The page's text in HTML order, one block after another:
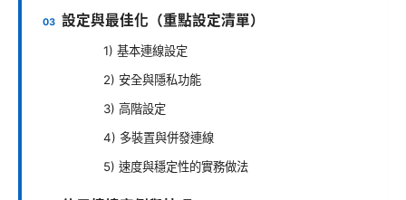
設定與最佳化（重點設定清單）
1) 基本連線設定
2) 安全與隱私功能
3) 高階設定
4) 多裝置與併發連線
5) 速度與穩定性的實務做法